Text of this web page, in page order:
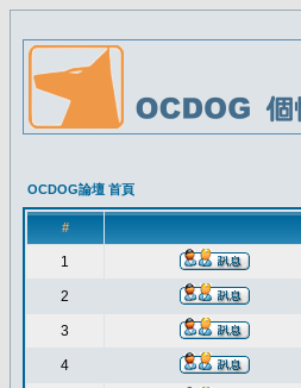
OCDOG論壇 首頁
#
1
2
3
4